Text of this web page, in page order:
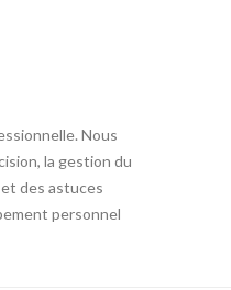
Nous
la gestion du
des astuces
personnel